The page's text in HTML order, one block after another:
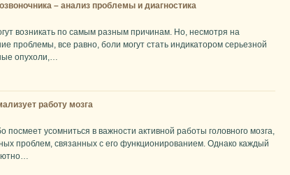
– анализ проблемы и диагностика
возникать по самым разным причинам. Но, несмотря на
проблемы, все равно, боли могут стать индикатором серьезной
опухоли,…
работу мозга
посмеет усомниться в важности активной работы головного мозга,
проблем, связанных с его функционированием. Однако каждый